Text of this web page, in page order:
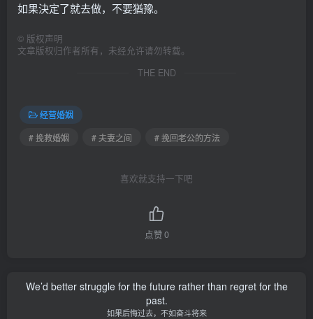
如果決定了就去做，不要猶豫。
© 版权声明
文章版权归作者所有，未经允许请勿转载。
THE END
经营婚姻
# 挽救婚姻
# 夫妻之间 # 挽回老公的方法
喜欢就支持一下吧
点赞0
We’d better struggle for the future rather than regret for the
past.
如果后悔过去，不如奋斗将来